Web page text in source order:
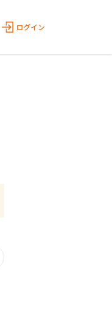
ログイン